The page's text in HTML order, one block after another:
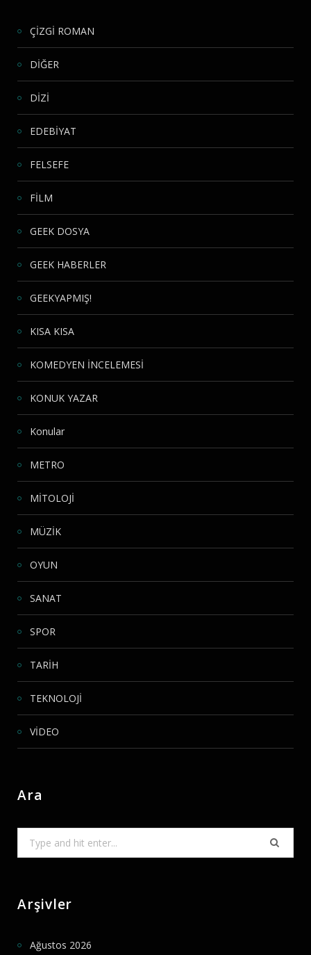
ÇİZGİ ROMAN
DİĞER
DİZİ
EDEBİYAT
FELSEFE
FİLM
GEEK DOSYA
GEEK HABERLER
GEEKYAPMIŞ!
KISA KISA
KOMEDYEN İNCELEMESİ
KONUK YAZAR
Konular
METRO
MİTOLOJİ
MÜZİK
OYUN
SANAT
SPOR
TARİH
TEKNOLOJİ
VİDEO
Ara
Arşivler
Ağustos 2026